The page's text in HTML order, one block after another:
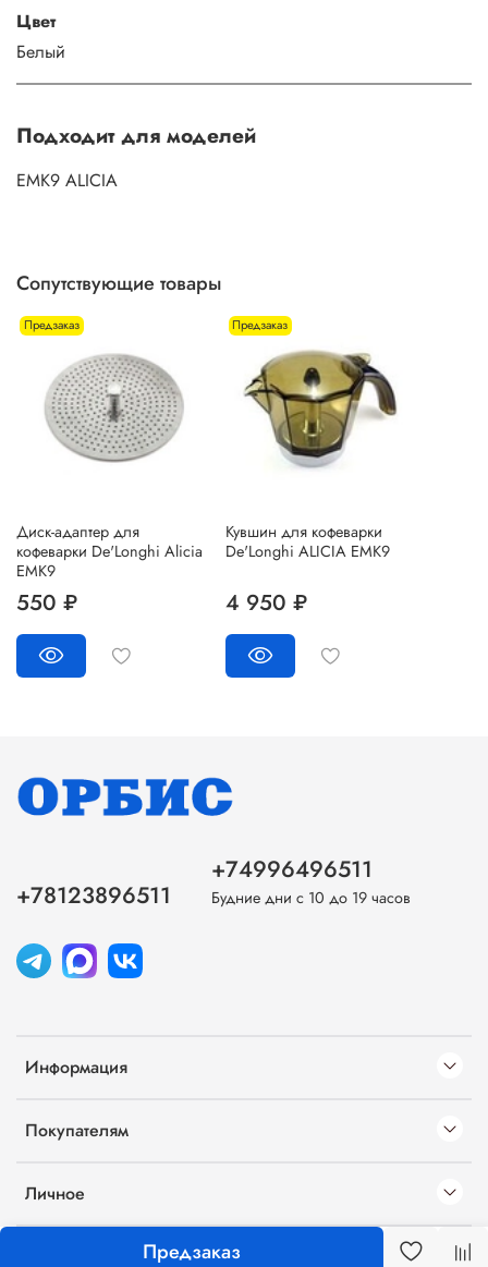
Предзаказ
Цвет
Белый
Подходит для моделей
EMK9 ALICIA
Сопутствующие товары
Предзаказ
Диск-адаптер для
кофеварки De'Longhi Alicia
EMK9
550 ₽
Предзаказ
Кувшин для кофеварки
De'Longhi ALICIA EMK9
4 950 ₽
Информация
Покупателям
Личное
+78123896511
+74996496511
Будние дни с 10 до 19 часов